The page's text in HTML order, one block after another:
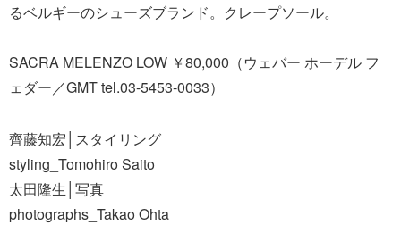
るベルギーのシューズブランド。クレープソール。
SACRA MELENZO LOW ￥80,000（ウェバー ホーデル フ
ェダー／GMT tel.03-5453-0033）
齊藤知宏│スタイリング
styling_Tomohiro Saito
太田隆生│写真
photographs_Takao Ohta